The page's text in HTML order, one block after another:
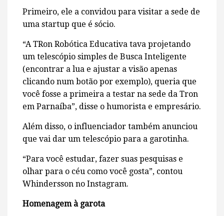
Primeiro, ele a convidou para visitar a sede de
uma startup que é sócio.
“A TRon Robótica Educativa tava projetando
um telescópio simples de Busca Inteligente
(encontrar a lua e ajustar a visão apenas
clicando num botão por exemplo), queria que
você fosse a primeira a testar na sede da Tron
em Parnaíba”, disse o humorista e empresário.
Além disso, o influenciador também anunciou
que vai dar um telescópio para a garotinha.
“Para você estudar, fazer suas pesquisas e
olhar para o céu como você gosta”, contou
Whindersson no Instagram.
Homenagem à garota